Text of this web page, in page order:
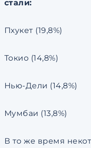
стали:
Пхукет (19,8%)
Токио (14,8%)
Нью-Дели (14,8%)
Мумбаи (13,8%)
В то же время